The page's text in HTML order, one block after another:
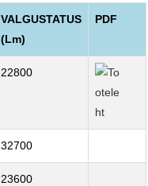
VALGUSTATUS
(Lm)
PDF
22800
32700
23600